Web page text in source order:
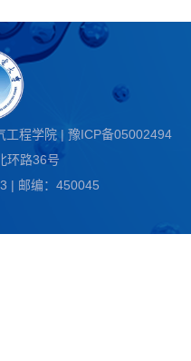
程学院 | 豫ICP备05002494
北环路36号
| 邮编：450045